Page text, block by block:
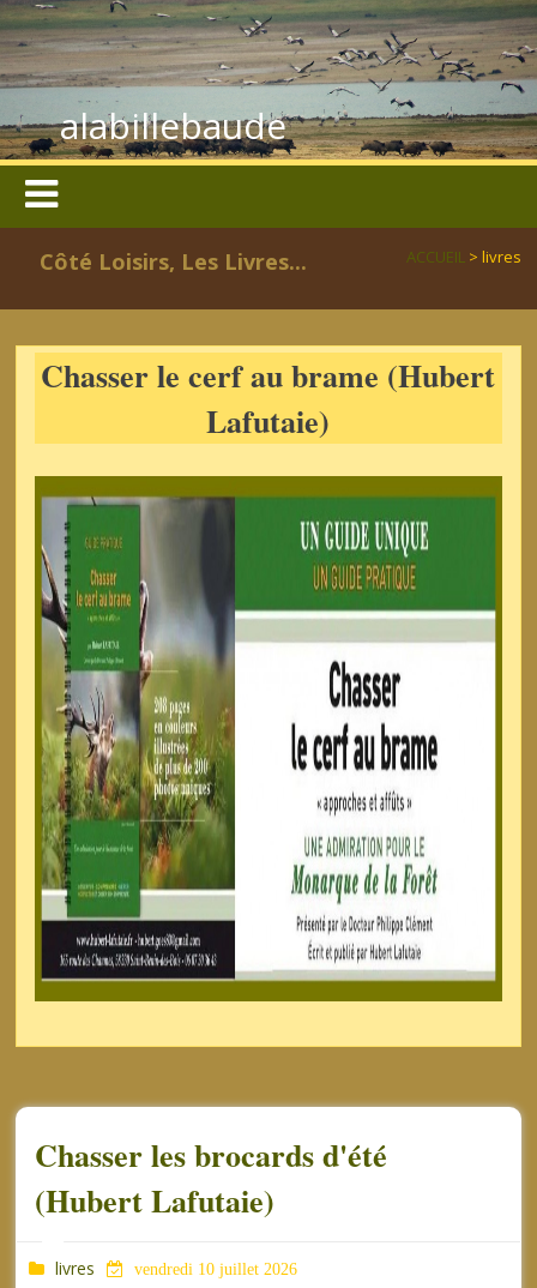
alabillebaude
Côté Loisirs, Les Livres... ACCUEIL> livres
Chasser le cerf au brame (Hubert
Lafutaie)
Chasser les brocards d'été
(Hubert Lafutaie)
livres vendredi 10 juillet 2026